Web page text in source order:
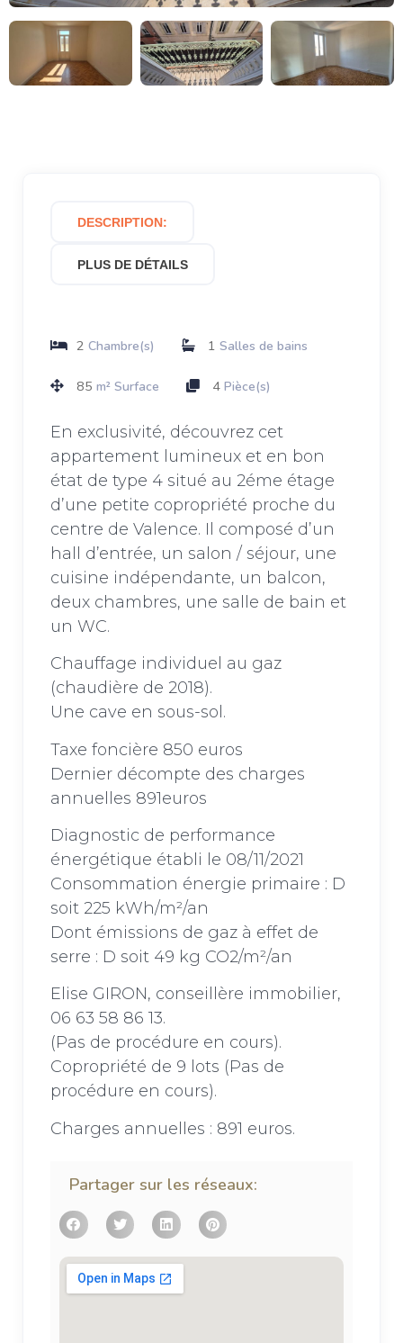
DESCRIPTION:
PLUS DE DÉTAILS
2 Chambre(s) 1 Salles de bains
85 m² Surface 4 Pièce(s)
En exclusivité, découvrez cet
appartement lumineux et en bon
état de type 4 situé au 2éme étage
d’une petite copropriété proche du
centre de Valence. Il composé d’un
hall d’entrée, un salon / séjour, une
cuisine indépendante, un balcon,
deux chambres, une salle de bain et
un WC.
Chauffage individuel au gaz
(chaudière de 2018).
Une cave en sous-sol.
Taxe foncière 850 euros
Dernier décompte des charges
annuelles 891euros
Diagnostic de performance
énergétique établi le 08/11/2021
Consommation énergie primaire : D
soit 225 kWh/m²/an
Dont émissions de gaz à effet de
serre : D soit 49 kg CO2/m²/an
Elise GIRON, conseillère immobilier,
06 63 58 86 13.
(Pas de procédure en cours).
Copropriété de 9 lots (Pas de
procédure en cours).
Charges annuelles : 891 euros.
Partager sur les réseaux: